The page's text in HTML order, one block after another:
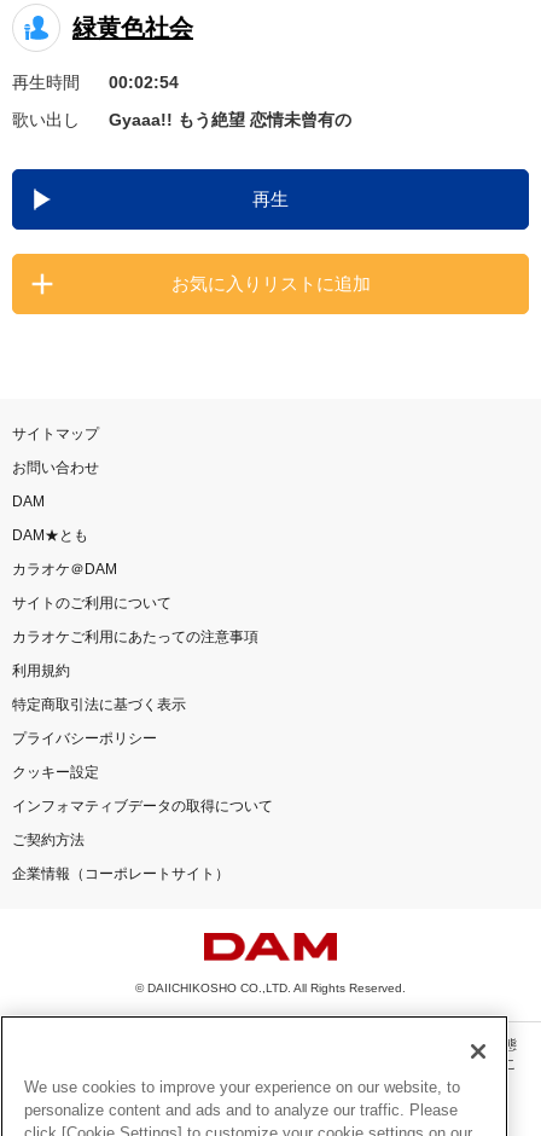
キャンペーン
お知らせ よくあるご質問
DAMの新曲・ランキングなど
カラオケ最新情報をチェック！
緑黄色社会
再生時間
00:02:54
歌い出し
Gyaaa!! もう絶望 恋情未曾有の
再生
お気に入りリストに追加
サイトマップ
お問い合わせ
DAM
DAM★とも
カラオケ＠DAM
サイトのご利用について
カラオケご利用にあたっての注意事項
利用規約
特定商取引法に基づく表示
プライバシーポリシー
クッキー設定
インフォマティブデータの取得について
ご契約方法
企業情報（コーポレートサイト）
© DAIICHIKOSHO CO.,LTD. All Rights Reserved.
このサイトに掲載されている一切の文章・画像・写真・動画・音声等を、手段や形態
を問わず、著作権法の定める範囲を超えて無断で複製、転載、ファイル化などするこ
とを禁じます。
楽曲及びコンテンツは、機種によりご利用いただけない場合があります。
We use cookies to improve your experience on our website, to
personalize content and ads and to analyze our traffic. Please